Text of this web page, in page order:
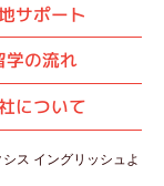
サポート
学の流れ
について
シス イングリッシュよ